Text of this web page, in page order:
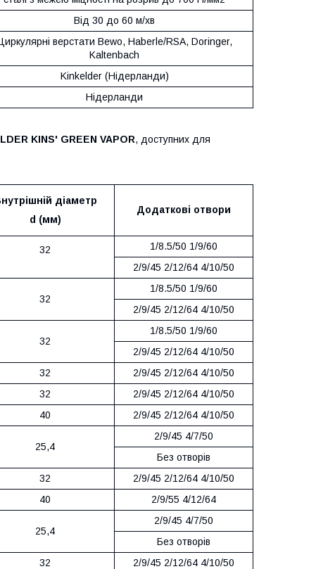
Від 30 до 60 м/хв
верстати Bewo, Haberle/RSA, Doringer,
Kaltenbach
Kinkelder (Нідерланди)
Нідерланди
KINS' GREEN VAPOR, доступних для
діаметр
d (мм)
Додаткові отвори
32
1/8.5/50 1/9/60
2/9/45 2/12/64 4/10/50
32
1/8.5/50 1/9/60
2/9/45 2/12/64 4/10/50
32
1/8.5/50 1/9/60
2/9/45 2/12/64 4/10/50
32 2/9/45 2/12/64 4/10/50
32
2/9/45 2/12/64 4/10/50
40
2/9/45 2/12/64 4/10/50
25,4
2/9/45 4/7/50
Без отворів
32
2/9/45 2/12/64 4/10/50
40
2/9/55 4/12/64
25,4
2/9/45 4/7/50
Без отворів
32
2/9/45 2/12/64 4/10/50